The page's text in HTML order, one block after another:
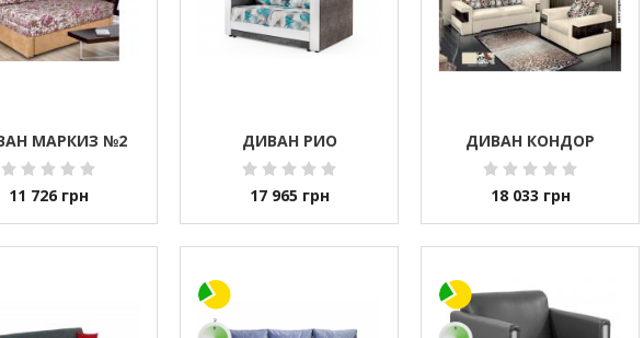
МАРКИЗ №2
11 726 грн
ДИВАН РИО
17 965 грн
ДИВАН КОНДОР
18 033 грн